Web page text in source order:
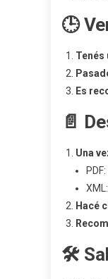
🕒
Tenés
Es
📄
Una
Hacé
🛠️